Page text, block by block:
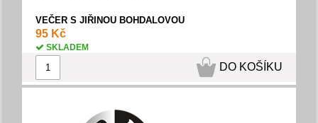
VEČER S JIŘINOU BOHDALOVOU
95 Kč
SKLADEM
DO KOŠÍKU